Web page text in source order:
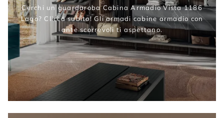
Cerchi un guardaroba Cabina Armadio Vista 1186
Lago? Clicca subito! Gli armadi cabine armadio con
ante scorrevoli ti aspettano.